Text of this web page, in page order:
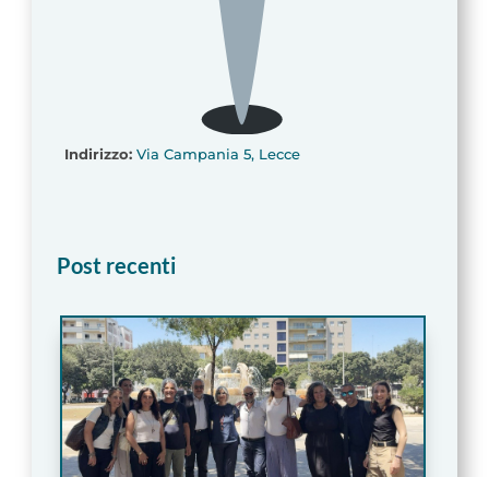
Indirizzo: Via Campania 5, Lecce
Post recenti